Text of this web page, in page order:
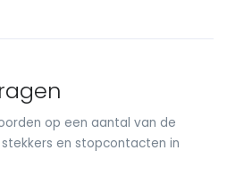
op een aantal van de
en stopcontacten in